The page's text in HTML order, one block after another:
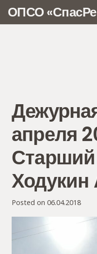
ОПСО
апреля
Ходукин
Posted on 06.04.2018